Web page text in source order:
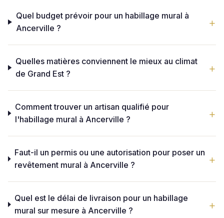
Quel budget prévoir pour un habillage mural à
Ancerville ?
Quelles matières conviennent le mieux au climat
de Grand Est ?
Comment trouver un artisan qualifié pour
l'habillage mural à Ancerville ?
Faut-il un permis ou une autorisation pour poser un
revêtement mural à Ancerville ?
Quel est le délai de livraison pour un habillage
mural sur mesure à Ancerville ?